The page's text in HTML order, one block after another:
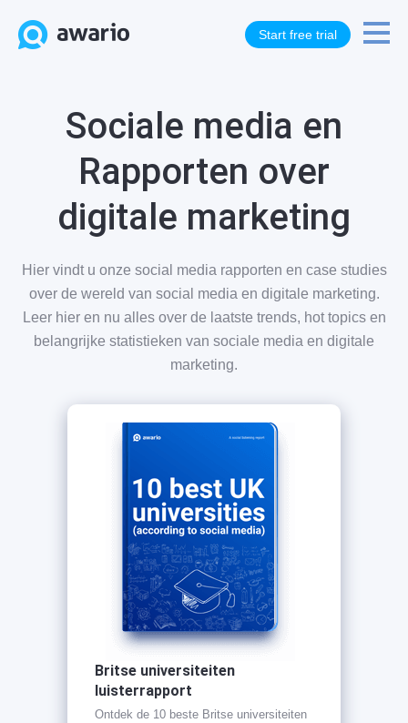
Start free trial
Sociale media en
Rapporten over
digitale marketing
Hier vindt u onze social media rapporten en case studies
over de wereld van social media en digitale marketing.
Leer hier en nu alles over de laatste trends, hot topics en
belangrijke statistieken van sociale media en digitale
marketing.
Britse universiteiten
luisterrapport
Ontdek de 10 beste Britse universiteiten